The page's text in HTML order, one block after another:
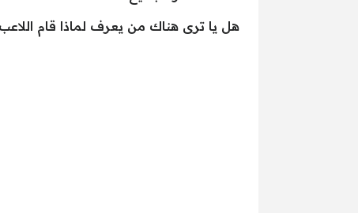
هل يا ترى هناك من يعرف لماذا قام